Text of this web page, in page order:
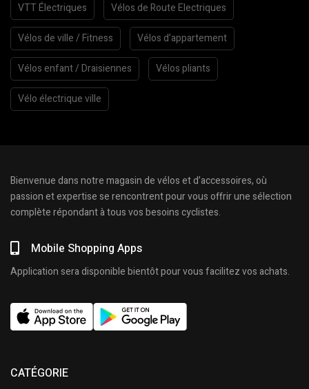
VTT Électriques Vélos de Route Electriques
Vélos de ville / Fitness Vélos d’appartement
Vélos enfant / Draisiennes Vélos pliants
Vélo électrique ville
Bienvenue dans notre magasin de vélos et d’accessoires, où
passion et expertise se rencontrent pour vous offrir une sélection
complète répondant à tous vos besoins cyclistes.
Mobile Shopping Apps
Application sera disponible bientôt pour vous facilitez vos achats.
CATÉGORIE